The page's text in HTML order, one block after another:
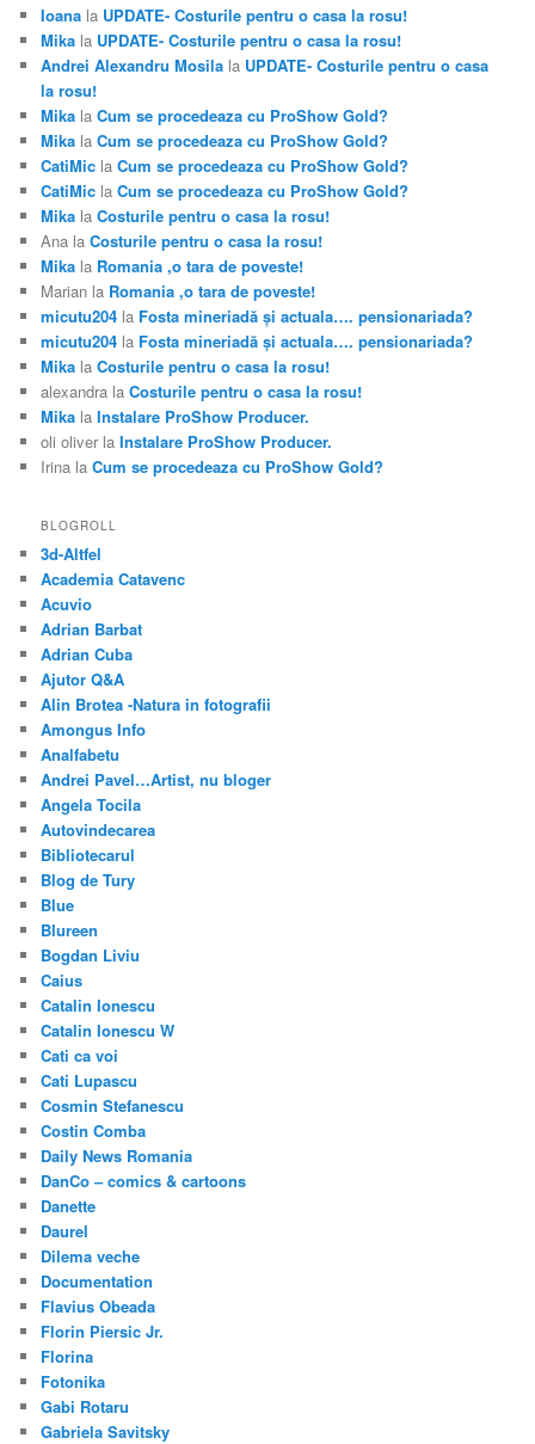
Ioana la UPDATE- Costurile pentru o casa la rosu!
Mika la UPDATE- Costurile pentru o casa la rosu!
Andrei Alexandru Mosila la UPDATE- Costurile pentru o casa
la rosu!
Mika laCum se procedeaza cu ProShow Gold?
Mika laCum se procedeaza cu ProShow Gold?
CatiMic laCum se procedeaza cu ProShow Gold?
CatiMic laCum se procedeaza cu ProShow Gold?
Mika laCosturile pentru o casa la rosu!
Ana laCosturile pentru o casa la rosu!
Mika la Romania ,o tara de poveste!
Marian la Romania ,o tara de poveste!
micutu204 la Fosta mineriadă şi actuala…. pensionariada?
micutu204 la Fosta mineriadă şi actuala…. pensionariada?
Mika laCosturile pentru o casa la rosu!
alexandra laCosturile pentru o casa la rosu!
Mika laInstalare ProShow Producer.
oli oliver laInstalare ProShow Producer.
Irina laCum se procedeaza cu ProShow Gold?
BLOGROLL
3d-Altfel
Academia Catavenc
Acuvio
Adrian Barbat
Adrian Cuba
Ajutor Q&A
Alin Brotea -Natura in fotografii
Amongus Info
Analfabetu
Andrei Pavel…Artist, nu bloger
Angela Tocila
Autovindecarea
Bibliotecarul
Blog de Tury
Blue
Blureen
Bogdan Liviu
Caius
Catalin Ionescu
Catalin Ionescu W
Cati ca voi
Cati Lupascu
Cosmin Stefanescu
Costin Comba
Daily News Romania
DanCo – comics & cartoons
Danette
Daurel
Dilema veche
Documentation
Flavius Obeada
Florin Piersic Jr.
Florina
Fotonika
Gabi Rotaru
Gabriela Savitsky